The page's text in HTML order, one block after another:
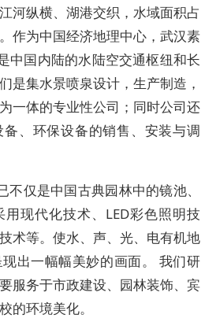
河纵横、湖港交织，水域面积占
作为中国经济地理中心，武汉素
中国内陆的水陆空交通枢纽和长
是集水景喷泉设计，生产制造，
一体的专业性公司；同时公司还
、环保设备的销售、安装与调
不仅是中国古典园林中的镜池、
现代化技术、LED彩色照明技
术等。使水、声、光、电有机地
出一幅幅美妙的画面。 我们研
服务于市政建设、园林装饰、宾
的环境美化。